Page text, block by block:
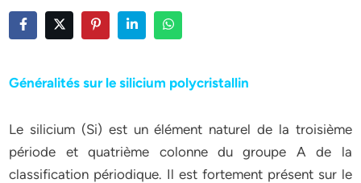
Généralités sur le silicium polycristallin
Le silicium (Si) est un élément naturel de la troisième
période et quatrième colonne du groupe A de la
classification périodique. Il est fortement présent sur le